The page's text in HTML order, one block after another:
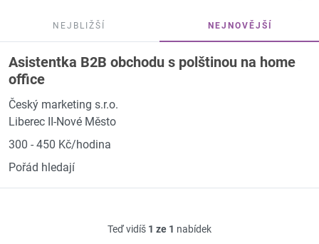
NEJBLIŽŠÍ NEJNOVĚJŠÍ
Asistentka B2B obchodu s polštinou na home
office
Český marketing s.r.o.
Liberec II-Nové Město
300 - 450 Kč/hodina
Pořád hledají
Teď vidíš 1 ze 1 nabídek